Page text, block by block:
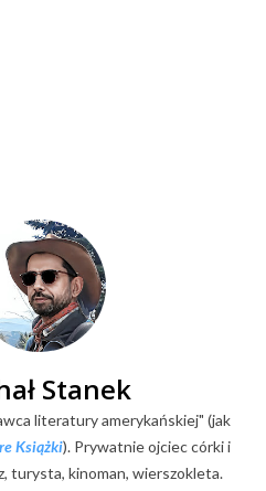
Stanek
literatury amerykańskiej" (jak
Książki). Prywatnie ojciec córki i
turysta, kinoman, wierszokleta.